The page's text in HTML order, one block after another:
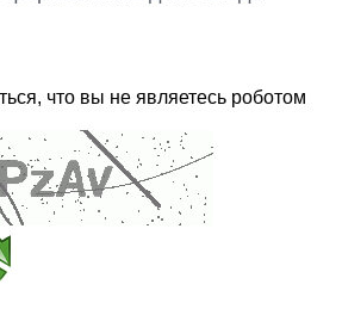
что вы не являетесь роботом